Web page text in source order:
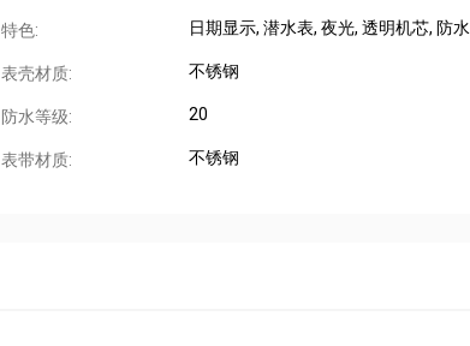
特色: 日期显示, 潜水表, 夜光, 透明机芯, 防水
表壳材质: 不锈钢
防水等级: 20
表带材质: 不锈钢